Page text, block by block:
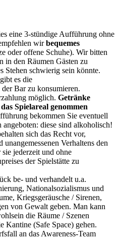
eine 3-stündige Aufführung ohne
wirbequemes
oder offene Schuhe). Wir bitten
in den Räumen Gästen zu
Stehen schwierig sein könnte.
es die
der Bar zu konsumieren.
möglich. Getränke
Spielareal genommen
bekommen Sie eventuell
diese sind alkoholisch!
sich das Recht vor,
Verhaltens den
jederzeit und ohne
der Spielstätte zu
be- und verhandelt u.a.
Nationalsozialismus und
Kriegsgeräusche / Sirenen,
von Gewalt geben. Man kann
die Räume / Szenen
Kantine (Safe Space) gehen.
an das Awareness-Team